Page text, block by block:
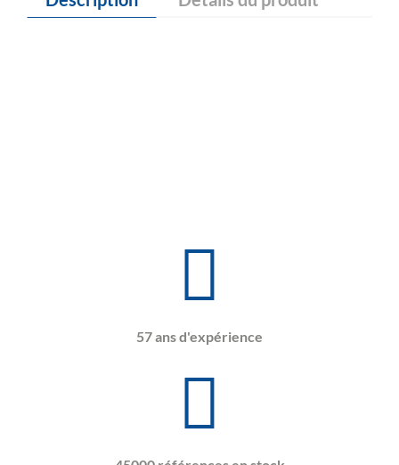
57 ans d'expérience